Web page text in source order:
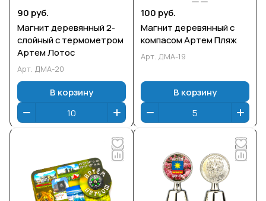
90 руб.
Магнит деревянный 2-
слойный с термометром
Артем Лотос
Арт. ДМА-20
В корзину
100 руб.
Магнит деревянный с
компасом Артем Пляж
Арт. ДМА-19
В корзину